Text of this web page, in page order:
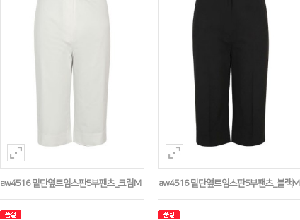
aw4516 밑단옆트임스판5부팬츠_크림M aw4516 밑단옆트임스판5부팬츠_블랙M